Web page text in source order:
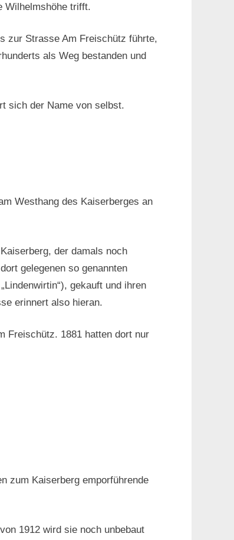
Wilhelmshöhe trifft.
zur Strasse Am Freischütz führte,
als Weg bestanden und
sich der Name von selbst.
Westhang des Kaiserberges an
der damals noch
gelegenen so genannten
gekauft und ihren
erinnert also hieran.
Freischütz. 1881 hatten dort nur
zum Kaiserberg emporführende
1912 wird sie noch unbebaut